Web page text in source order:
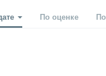
По оценке